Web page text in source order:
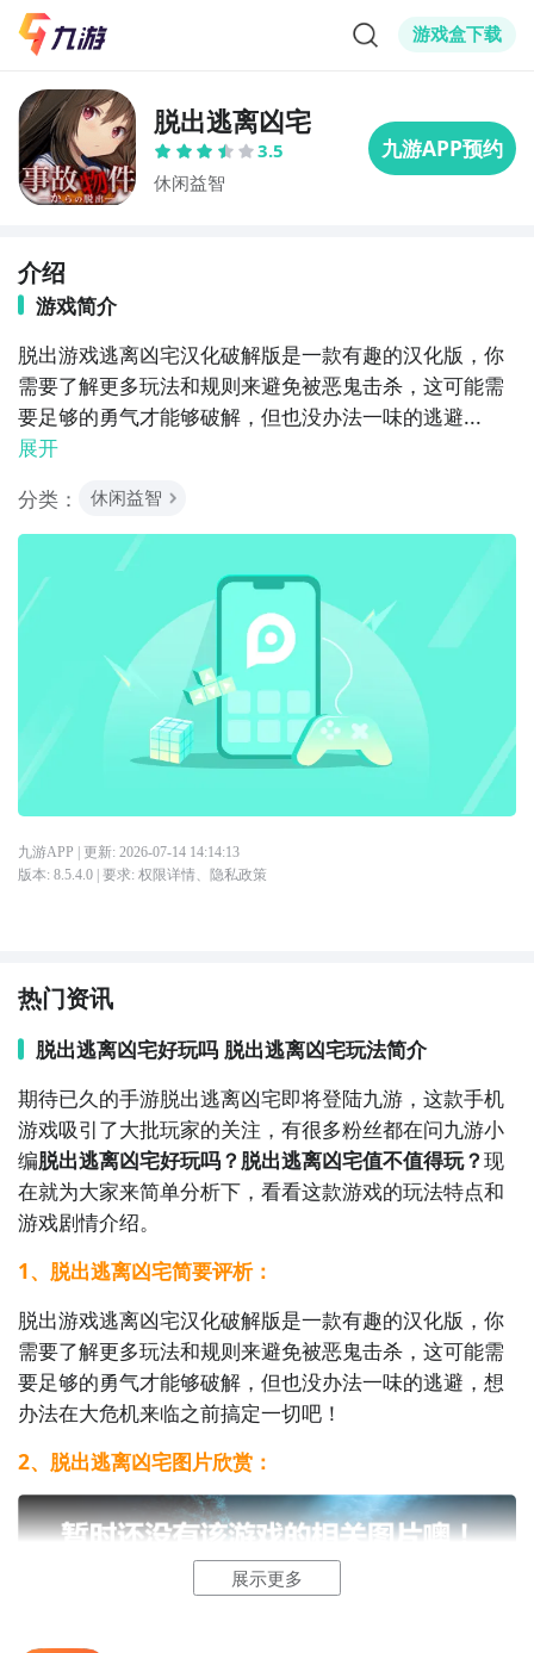
游戏盒下载
脱出逃离凶宅
3.5
休闲益智
介绍
游戏简介
脱出游戏逃离凶宅汉化破解版是一款有趣的汉化版，你
需要了解更多玩法和规则来避免被恶鬼击杀，这可能需
要足够的勇气才能够破解，但也没办法一味的逃避...
展开
分类：
休闲益智
九游APP | 更新: 2026-07-14 14:14:13
版本: 8.5.4.0| 要求: 权限详情、 隐私政策
热门资讯
脱出逃离凶宅好玩吗 脱出逃离凶宅玩法简介
期待已久的手游脱出逃离凶宅即将登陆九游，这款手机
游戏吸引了大批玩家的关注，有很多粉丝都在问九游小
编脱出逃离凶宅好玩吗？脱出逃离凶宅值不值得玩？现
在就为大家来简单分析下，看看这款游戏的玩法特点和
游戏剧情介绍。
1、脱出逃离凶宅简要评析：
脱出游戏逃离凶宅汉化破解版是一款有趣的汉化版，你
需要了解更多玩法和规则来避免被恶鬼击杀，这可能需
要足够的勇气才能够破解，但也没办法一味的逃避，想
办法在大危机来临之前搞定一切吧！
2、脱出逃离凶宅图片欣赏：
展示更多